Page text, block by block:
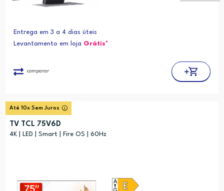
Entrega em 3 a 4 dias úteis
Levantamento em loja Grátis*
comparar
Até 10x Sem Juros
TV TCL 75V6D
4K | LED | Smart | Fire OS | 60Hz